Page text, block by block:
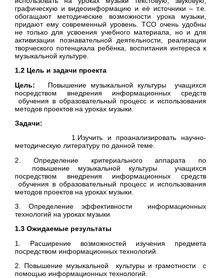
графическую и видеоинформацию и её источники – т.е.
обогащают методические возможности урока музыки,
придают ему современный уровень. ТСО очень удобны
не только для усвоения учебного материала, но и для
активизации познавательной деятельности, реализации
творческого потенциала ребёнка, воспитания интереса к
музыкальной культуре.
1.2 Цель и задачи проекта
Цель: Повышение музыкальной культуры учащихся
посредством внедрения информационных средств
обучения в образовательный процесс и использования
методов проектов на уроках музыки.
Задачи:
1.Изучить и проанализировать научно-
методическую литературу по данной теме.
2. Определение критериального аппарата по
повышение музыкальной культуры учащихся
посредством внедрения информационных средств
обучения в образовательный процесс и использования
методов проектов на уроках музыки.
3. Определение эффективности информационных
технологий на уроках музыки
1.3 Ожидаемые результаты
1. Расширение возможностей изучения предмета
посредством информационных технологий.
2. Повышение музыкальной культуры и грамотности с
помощью информационных технологий.